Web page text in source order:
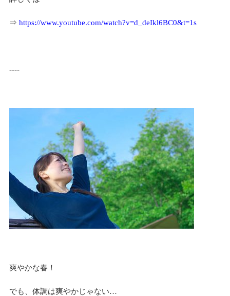
⇒ https://www.youtube.com/watch?v=d_deIkl6BC0&t=1s
‐‐‐‐
爽やかな春！
でも、体調は爽やかじゃない…